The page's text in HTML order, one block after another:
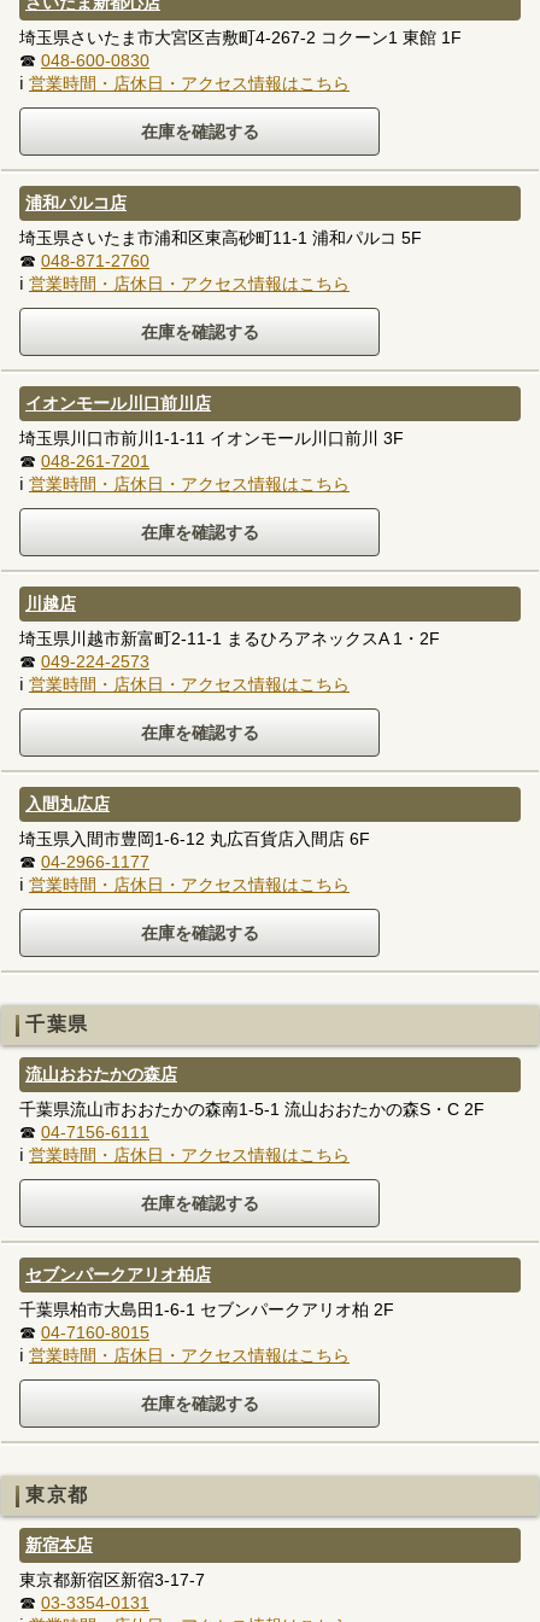
埼玉県さいたま市大宮区吉敷町4-267-2 コクーン1 東館 1F
☎ 048-600-0830
ℹ 営業時間・店休日・アクセス情報はこちら
浦和パルコ店
埼玉県さいたま市浦和区東高砂町11-1 浦和パルコ 5F
☎ 048-871-2760
ℹ 営業時間・店休日・アクセス情報はこちら
イオンモール川口前川店
埼玉県川口市前川1-1-11 イオンモール川口前川 3F
☎ 048-261-7201
ℹ 営業時間・店休日・アクセス情報はこちら
川越店
埼玉県川越市新富町2-11-1 まるひろアネックスA 1・2F
☎ 049-224-2573
ℹ 営業時間・店休日・アクセス情報はこちら
入間丸広店
埼玉県入間市豊岡1-6-12 丸広百貨店入間店 6F
☎ 04-2966-1177
ℹ 営業時間・店休日・アクセス情報はこちら
千葉県
流山おおたかの森店
千葉県流山市おおたかの森南1-5-1 流山おおたかの森S・C 2F
☎ 04-7156-6111
ℹ 営業時間・店休日・アクセス情報はこちら
セブンパークアリオ柏店
千葉県柏市大島田1-6-1 セブンパークアリオ柏 2F
☎ 04-7160-8015
ℹ 営業時間・店休日・アクセス情報はこちら
東京都
新宿本店
東京都新宿区新宿3-17-7
☎ 03-3354-0131